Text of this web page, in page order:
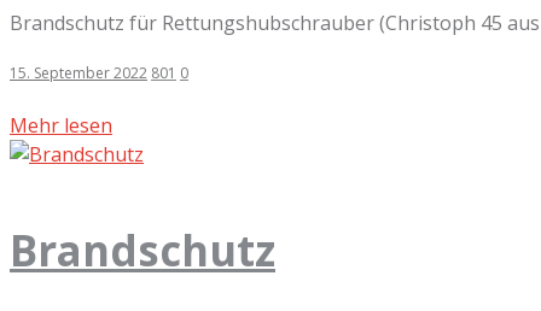
Brandschutz für Rettungshubschrauber (Christoph 45
15. September 2022 801 0
Mehr lesen
Brandschutz